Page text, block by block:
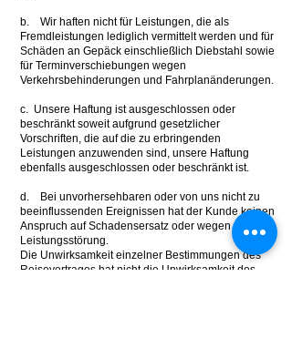
b. Wir haften nicht für Leistungen, die als
Fremdleistungen lediglich vermittelt werden und für
Schäden an Gepäck einschließlich Diebstahl sowie
für Terminverschiebungen wegen
Verkehrsbehinderungen und Fahrplanänderungen.
c. Unsere Haftung ist ausgeschlossen oder
beschränkt soweit aufgrund gesetzlicher
Vorschriften, die auf die zu erbringenden
Leistungen anzuwenden sind, unsere Haftung
ebenfalls ausgeschlossen oder beschränkt ist.
d. Bei unvorhersehbaren oder von uns nicht zu
beeinflussenden Ereignissen hat der Kunde keinen
Anspruch auf Schadensersatz oder wegen
Leistungsstörung.
Die Unwirksamkeit einzelner Bestimmungen des
Reisevertrages hat nicht die Unwirksamkeit des